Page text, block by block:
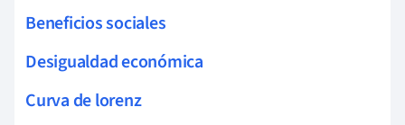
Beneficios sociales
Desigualdad económica
Curva de lorenz